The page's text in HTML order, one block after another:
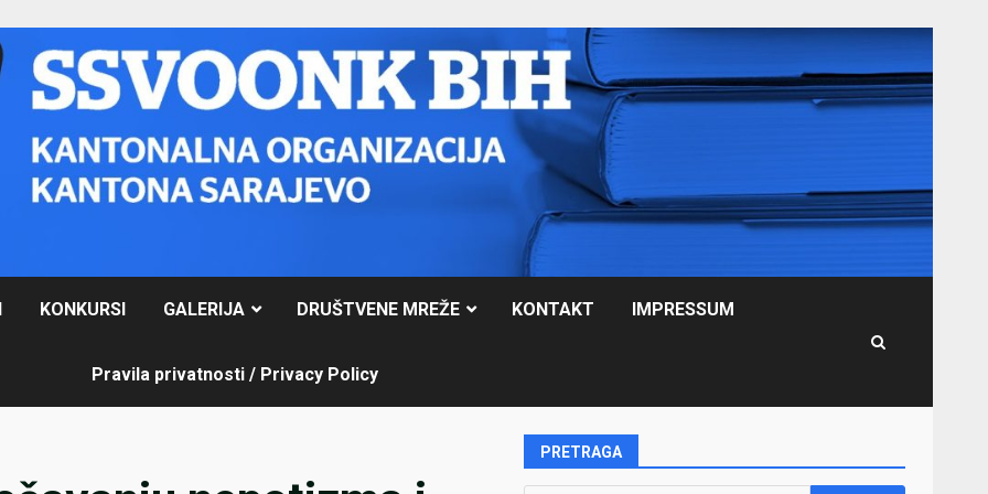
KONKURSI GALERIJA DRUŠTVENE MREŽE KONTAKT IMPRESSUM
Pravila privatnosti / Privacy Policy
PRETRAGA